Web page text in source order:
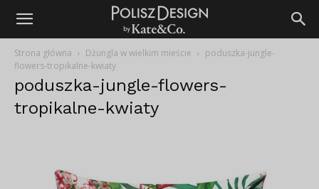
Strona główna Dżungla w wielkim mieście
poduszka-jungle-
flowers-tropikalne-kwiaty
poduszka-jungle-flowers-
tropikalne-kwiaty